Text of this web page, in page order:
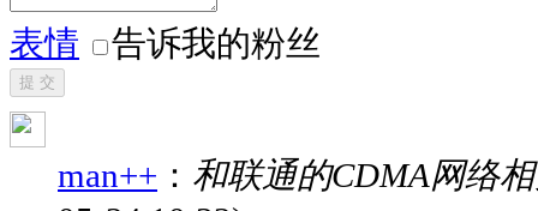
表情 告诉我的粉丝
提 交
man++ ： 和联通的CDMA网络